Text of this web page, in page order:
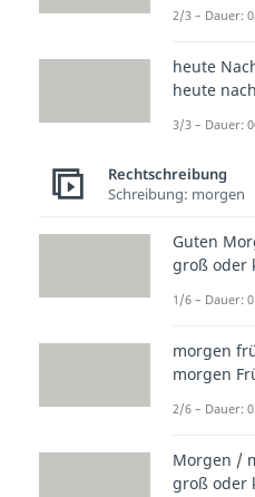
2/3 – Dauer:
heute
heute
3/3 – Dauer:
Rechtschreibung
Schreibung: morgen
Guten
groß oder
1/6 – Dauer:
morgen
morgen
2/6 – Dauer:
Morgen /
groß oder